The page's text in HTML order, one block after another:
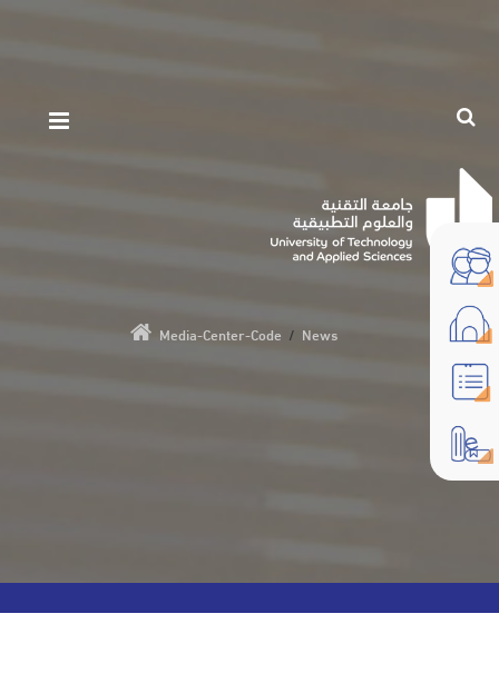
Media-Center-Code / News